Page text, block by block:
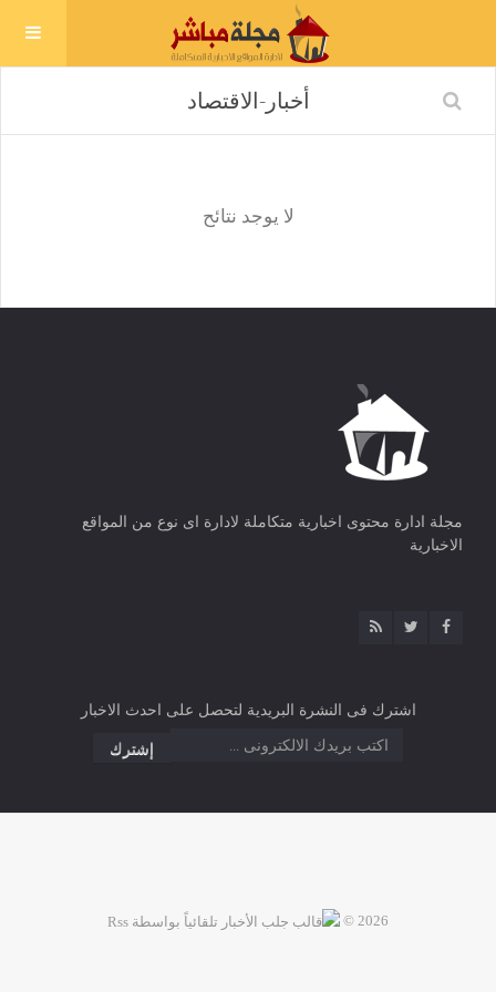
لا يوجد نتائح
مجلة ادارة محتوى اخبارية متكاملة لادارة اى نوع من المواقع
الاخبارية
اشترك فى النشرة البريدية لتحصل على احدث الاخبار
2026 ©